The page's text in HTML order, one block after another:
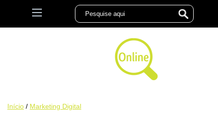
Início / Marketing Digital